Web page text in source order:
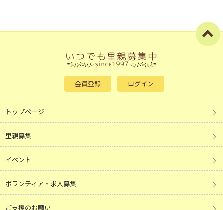
会員登録 ログイン
トップページ
里親募集
イベント
ボランティア・求人募集
ご支援のお願い